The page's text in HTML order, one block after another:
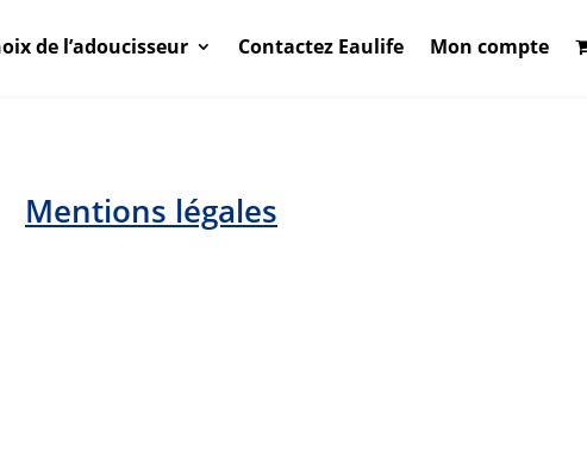
de l’adoucisseur Contactez Eaulife Mon compte
Mentions légales